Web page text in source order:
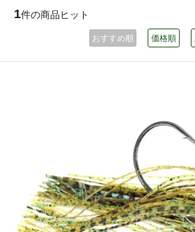
1件の商品ヒット
おすすめ順 価格順